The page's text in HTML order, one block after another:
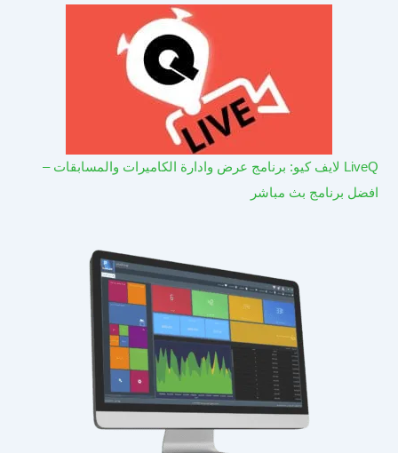
LiveQ لايف كيو: برنامج عرض وادارة الكاميرات والمسابقات –
افضل برنامج بث مباشر